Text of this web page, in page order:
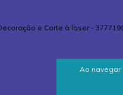
Ao navegar
e Corte à laser -